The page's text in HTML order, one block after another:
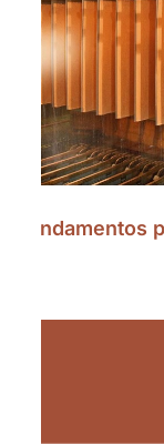
Fundamentos